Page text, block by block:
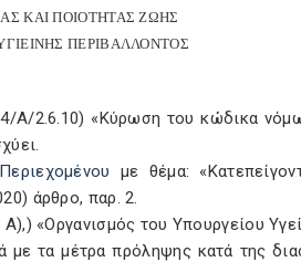
ΚΑΙ ΠΟΙΟΤΗΤΑΣ ΖΩΗΣ
ΠΕΡΙΒAΛΛΟΝΤΟΣ
Α/2.6.10) «Κύρωση του κώδικα
με θέμα:
άρθρο, παρ. 2.
«Οργανισμός του Υπουργείου
με τα μέτρα πρόληψης κατά της